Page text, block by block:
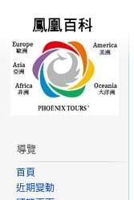
導覽
首頁
近期變動